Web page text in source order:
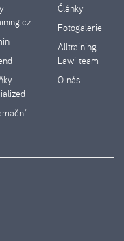
Články
Fotogalerie
Alltraining
Lawi team
O nás